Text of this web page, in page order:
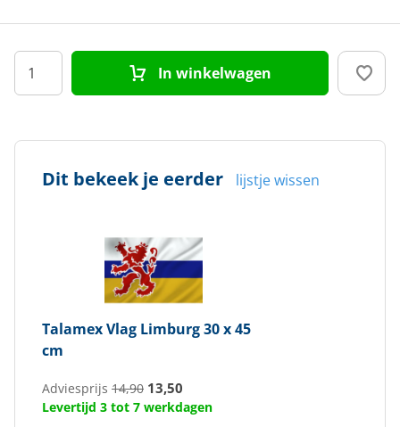
In winkelwagen
Dit bekeek je eerder lijstje wissen
TalamexVlag Limburg 30 x 45
cm
Adviesprijs 14,90 13,50
Levertijd 3 tot 7 werkdagen